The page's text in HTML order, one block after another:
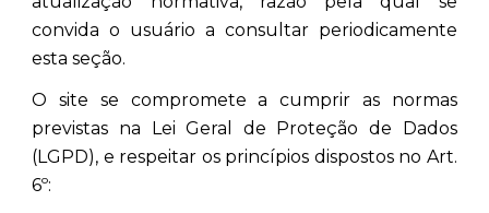
convida o usuário a consultar periodicamente
esta seção.
O site se compromete a cumprir as normas
previstas na Lei Geral de Proteção de Dados
(LGPD), e respeitar os princípios dispostos no Art.
6º: